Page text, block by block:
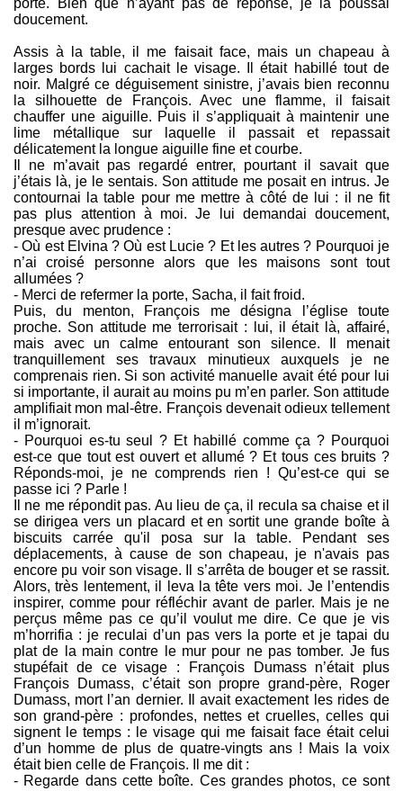
porte. Bien que n’ayant pas de réponse, je la poussai
doucement.
Assis à la table, il me faisait face, mais un chapeau à
larges bords lui cachait le visage. Il était habillé tout de
noir. Malgré ce déguisement sinistre, j’avais bien reconnu
la silhouette de François. Avec une flamme, il faisait
chauffer une aiguille. Puis il s’appliquait à maintenir une
lime métallique sur laquelle il passait et repassait
délicatement la longue aiguille fine et courbe.
Il ne m’avait pas regardé entrer, pourtant il savait que
j’étais là, je le sentais. Son attitude me posait en intrus. Je
contournai la table pour me mettre à côté de lui : il ne fit
pas plus attention à moi. Je lui demandai doucement,
presque avec prudence :
- Où est Elvina ? Où est Lucie ? Et les autres ? Pourquoi je
n’ai croisé personne alors que les maisons sont tout
allumées ?
- Merci de refermer la porte, Sacha, il fait froid.
Puis, du menton, François me désigna l’église toute
proche. Son attitude me terrorisait : lui, il était là, affairé,
mais avec un calme entourant son silence. Il menait
tranquillement ses travaux minutieux auxquels je ne
comprenais rien. Si son activité manuelle avait été pour lui
si importante, il aurait au moins pu m’en parler. Son attitude
amplifiait mon mal-être. François devenait odieux tellement
il m’ignorait.
- Pourquoi es-tu seul ? Et habillé comme ça ? Pourquoi
est-ce que tout est ouvert et allumé ? Et tous ces bruits ?
Réponds-moi, je ne comprends rien ! Qu’est-ce qui se
passe ici ? Parle !
Il ne me répondit pas. Au lieu de ça, il recula sa chaise et il
se dirigea vers un placard et en sortit une grande boîte à
biscuits carrée qu'il posa sur la table. Pendant ses
déplacements, à cause de son chapeau, je n'avais pas
encore pu voir son visage. Il s’arrêta de bouger et se rassit.
Alors, très lentement, il leva la tête vers moi. Je l’entendis
inspirer, comme pour réfléchir avant de parler. Mais je ne
perçus même pas ce qu’il voulut me dire. Ce que je vis
m’horrifia : je reculai d’un pas vers la porte et je tapai du
plat de la main contre le mur pour ne pas tomber. Je fus
stupéfait de ce visage : François Dumass n’était plus
François Dumass, c’était son propre grand-père, Roger
Dumass, mort l’an dernier. Il avait exactement les rides de
son grand-père : profondes, nettes et cruelles, celles qui
signent le temps : le visage qui me faisait face était celui
d’un homme de plus de quatre-vingts ans ! Mais la voix
était bien celle de François. Il me dit :
- Regarde dans cette boîte. Ces grandes photos, ce sont